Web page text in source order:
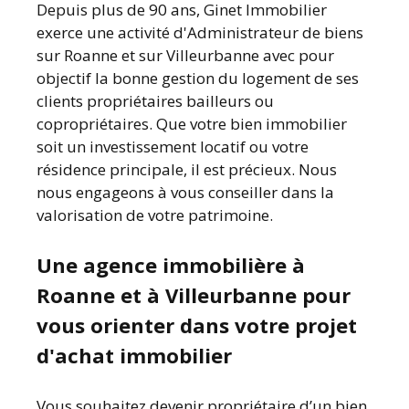
Depuis plus de 90 ans, Ginet Immobilier
exerce une activité d'Administrateur de biens
sur Roanne et sur Villeurbanne avec pour
objectif la bonne gestion du logement de ses
clients propriétaires bailleurs ou
copropriétaires. Que votre bien immobilier
soit un investissement locatif ou votre
résidence principale, il est précieux. Nous
nous engageons à vous conseiller dans la
valorisation de votre patrimoine.
Une agence immobilière à
Roanne et à Villeurbanne pour
vous orienter dans votre projet
d'achat immobilier